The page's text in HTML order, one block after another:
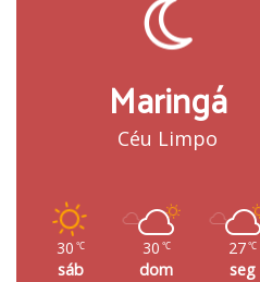
Maringá
Céu Limpo
30 ℃
sáb
30 ℃
dom
27℃
seg